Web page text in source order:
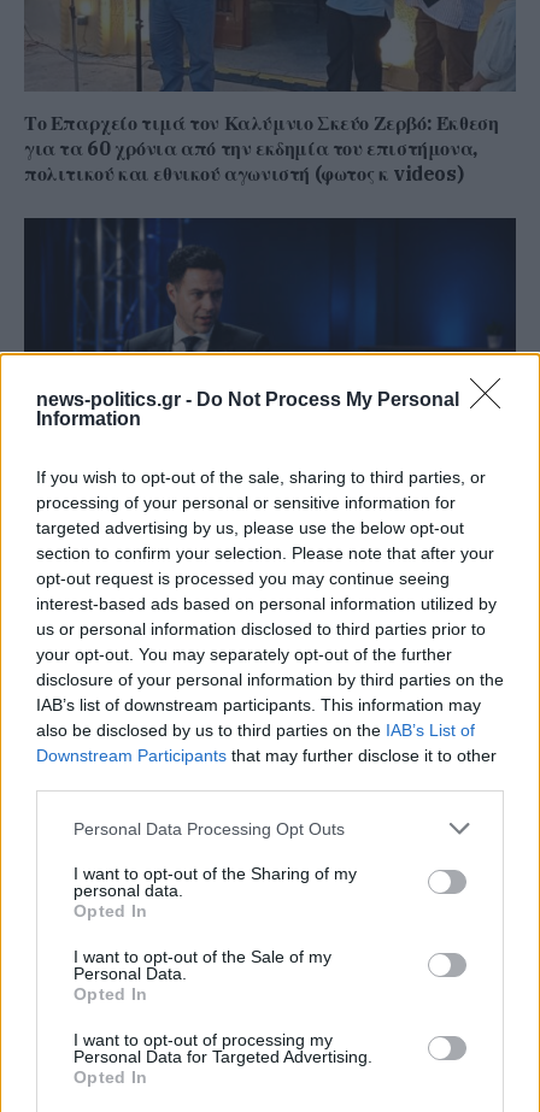
news-politics.gr - Do Not Process My Personal
Information
If you wish to opt-out of the sale, sharing to third parties, or
processing of your personal or sensitive information for
targeted advertising by us, please use the below opt-out
section to confirm your selection. Please note that after your
opt-out request is processed you may continue seeing
interest-based ads based on personal information utilized by
us or personal information disclosed to third parties prior to
your opt-out. You may separately opt-out of the further
disclosure of your personal information by third parties on the
IAB’s list of downstream participants. This information may
also be disclosed by us to third parties on the IAB’s List of
Downstream Participants that may further disclose it to other
Personal Data Processing Opt Outs
I want to opt-out of the Sharing of my
personal data.
Opted In
I want to opt-out of the Sale of my
Personal Data.
Opted In
I want to opt-out of processing my
Personal Data for Targeted Advertising.
Opted In
Το Επαρχείο τιμά τον Καλύμνιο Σκεύο Ζερβό: Έκθεση
για τα 60 χρόνια από την εκδημία του επιστήμονα,
πολιτικού και εθνικού αγωνιστή (φωτος κ videos)
Γιάννης Χατζής, πρόεδρος ΠΟΞ: «Ο ελληνικός
τουρισμός άντεξε τις διεθνείς κρίσεις, αλλά
χρειάζονται γενναίες αλλαγές για να παραμείνει
ανταγωνιστικός» (ηχητικό)
Φεύγει ο ένας μετά τον άλλον: Μπαράζ αποχωρήσεων
από το κόμμα Καρυστιανού – Εκτός η Κατερίνα
Μουτσάτσου και δύο μέλη